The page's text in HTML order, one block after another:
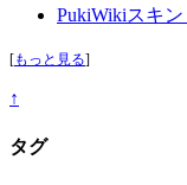
PukiWikiスキン
[もっと見る]
↑
タグ